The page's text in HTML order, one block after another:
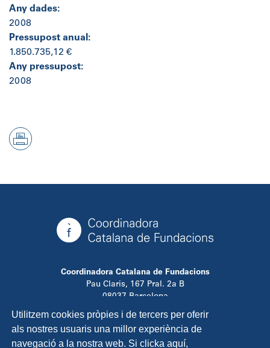
Utilitzem cookies pròpies i de tercers per oferir
als nostres usuaris una millor experiència de
navegació a la nostra web. Si clicka aquí,
Any dades:
2008
Pressupost anual:
1.850.735,12 €
Any pressupost:
2008
Coordinadora Catalana de Fundacions
Pau Claris, 167 Pral. 2a B
08037 Barcelona
T. 934 881 480
info@ccfundacions.cat